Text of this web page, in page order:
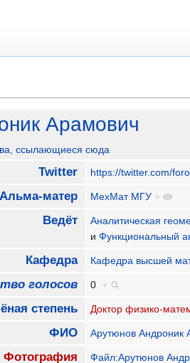
Арамович
ссылающиеся сюда
Twitter https://twitter.com/
Альма-матер МехМат МГУ +
Ведёт Аналитическая
иФункциональный
Кафедра Кафедра высшей
голосов 0 +
степень Доктор физико-
ФИО Арутюнов Андроник
Фотография Файл:Арутюнов